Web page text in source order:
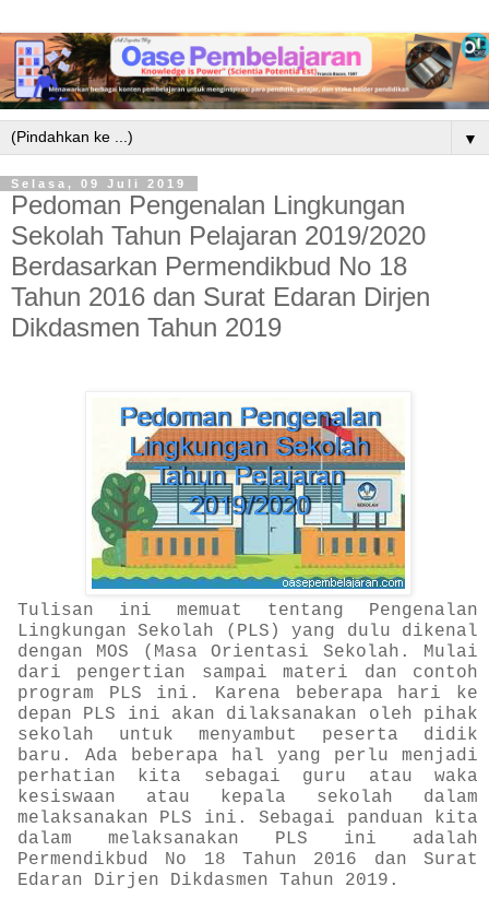
▼
Selasa, 09 Juli 2019
Pedoman Pengenalan Lingkungan
Sekolah Tahun Pelajaran 2019/2020
Berdasarkan Permendikbud No 18
Tahun 2016 dan Surat Edaran Dirjen
Dikdasmen Tahun 2019
Tulisan ini memuat tentang Pengenalan
Lingkungan Sekolah (PLS) yang dulu dikenal
dengan MOS (Masa Orientasi Sekolah. Mulai
dari pengertian sampai materi dan contoh
program PLS ini. Karena beberapa hari ke
depan PLS ini akan dilaksanakan oleh pihak
sekolah untuk menyambut peserta didik
baru. Ada beberapa hal yang perlu menjadi
perhatian kita sebagai guru atau waka
kesiswaan atau kepala sekolah dalam
melaksanakan PLS ini. Sebagai panduan kita
dalam melaksanakan PLS ini adalah
Permendikbud No 18 Tahun 2016 dan Surat
Edaran Dirjen Dikdasmen Tahun 2019.